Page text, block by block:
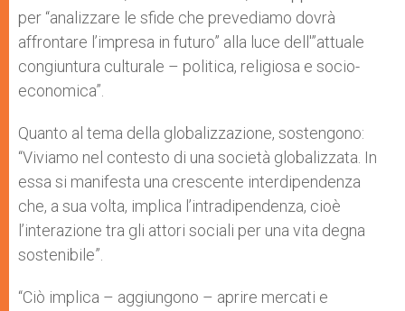
per “analizzare le sfide che prevediamo dovrà
affrontare l’impresa in futuro” alla luce dell'”attuale
congiuntura culturale – politica, religiosa e socio-
economica”.
Quanto al tema della globalizzazione, sostengono:
“Viviamo nel contesto di una società globalizzata. In
essa si manifesta una crescente interdipendenza
che, a sua volta, implica l’intradipendenza, cioè
l’interazione tra gli attori sociali per una vita degna
sostenibile”.
“Ciò implica – aggiungono – aprire mercati e